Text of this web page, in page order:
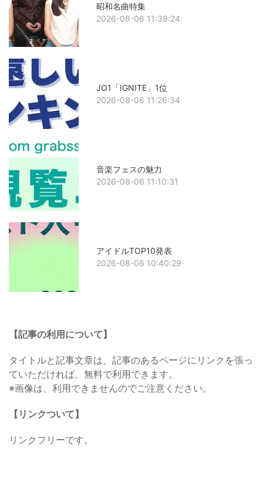
昭和名曲特集
2026-08-06 11:39:24
JO1「IGNITE」1位
2026-08-06 11:26:34
音楽フェスの魅力
2026-08-06 11:10:31
アイドルTOP10発表
2026-08-06 10:40:29
【記事の利用について】
タイトルと記事文章は、記事のあるページにリンクを張っ
ていただければ、無料で利用できます。
※画像は、利用できませんのでご注意ください。
【リンクついて】
リンクフリーです。